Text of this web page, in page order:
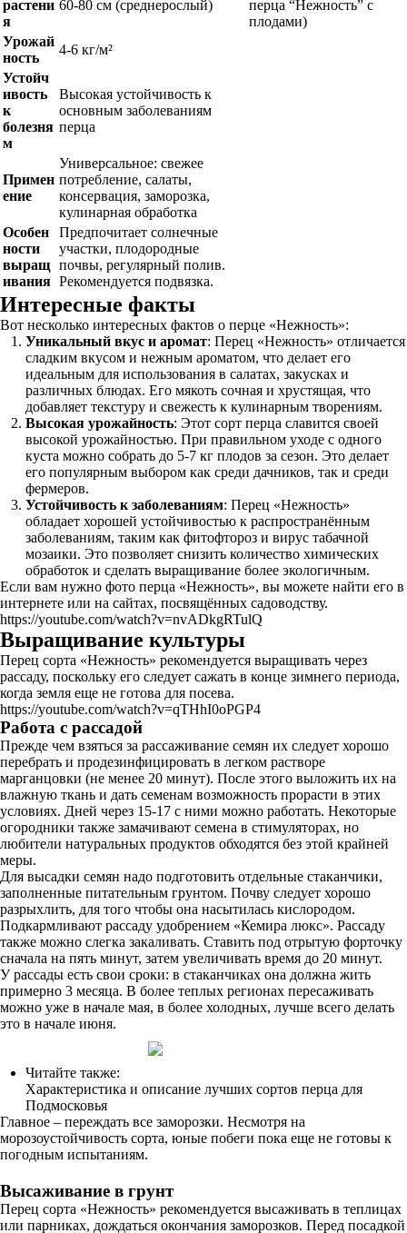
растени
я
60-80 см (среднерослый)
перца “Нежность” с
плодами)
Урожай
ность
4-6 кг/м²
Устойч
ивость
к
болезня
м
Высокая устойчивость к
основным заболеваниям
перца
Примен
ение
Универсальное: свежее
потребление, салаты,
консервация, заморозка,
кулинарная обработка
Особен
ности
выращ
ивания
Предпочитает солнечные
участки, плодородные
почвы, регулярный полив.
Рекомендуется подвязка.
Интересные факты
Вот несколько интересных фактов о перце «Нежность»:
Уникальный вкус и аромат: Перец «Нежность» отличается
сладким вкусом и нежным ароматом, что делает его
идеальным для использования в салатах, закусках и
различных блюдах. Его мякоть сочная и хрустящая, что
добавляет текстуру и свежесть к кулинарным творениям.
Высокая урожайность: Этот сорт перца славится своей
высокой урожайностью. При правильном уходе с одного
куста можно собрать до 5-7 кг плодов за сезон. Это делает
его популярным выбором как среди дачников, так и среди
фермеров.
Устойчивость к заболеваниям: Перец «Нежность»
обладает хорошей устойчивостью к распространённым
заболеваниям, таким как фитофтороз и вирус табачной
мозаики. Это позволяет снизить количество химических
обработок и сделать выращивание более экологичным.
Если вам нужно фото перца «Нежность», вы можете найти его в
интернете или на сайтах, посвящённых садоводству.
https://youtube.com/watch?v=nvADkgRTulQ
Выращивание культуры
Перец сорта «Нежность» рекомендуется выращивать через
рассаду, поскольку его следует сажать в конце зимнего периода,
когда земля еще не готова для посева.
https://youtube.com/watch?v=qTHhI0oPGP4
Работа с рассадой
Прежде чем взяться за рассаживание семян их следует хорошо
перебрать и продезинфицировать в легком растворе
марганцовки (не менее 20 минут). После этого выложить их на
влажную ткань и дать семенам возможность прорасти в этих
условиях. Дней через 15-17 с ними можно работать. Некоторые
огородники также замачивают семена в стимуляторах, но
любители натуральных продуктов обходятся без этой крайней
меры.
Для высадки семян надо подготовить отдельные стаканчики,
заполненные питательным грунтом. Почву следует хорошо
разрыхлить, для того чтобы она насытилась кислородом.
Подкармливают рассаду удобрением «Кемира люкс». Рассаду
также можно слегка закаливать. Ставить под отрытую форточку
сначала на пять минут, затем увеличивать время до 20 минут.
У рассады есть свои сроки: в стаканчиках она должна жить
примерно 3 месяца. В более теплых регионах пересаживать
можно уже в начале мая, в более холодных, лучше всего делать
это в начале июня.
Читайте также:
Характеристика и описание лучших сортов перца для
Подмосковья
Главное – переждать все заморозки. Несмотря на
морозоустойчивость сорта, юные побеги пока еще не готовы к
погодным испытаниям.
Высаживание в грунт
Перец сорта «Нежность» рекомендуется высаживать в теплицах
или парниках, дождаться окончания заморозков. Перед посадкой